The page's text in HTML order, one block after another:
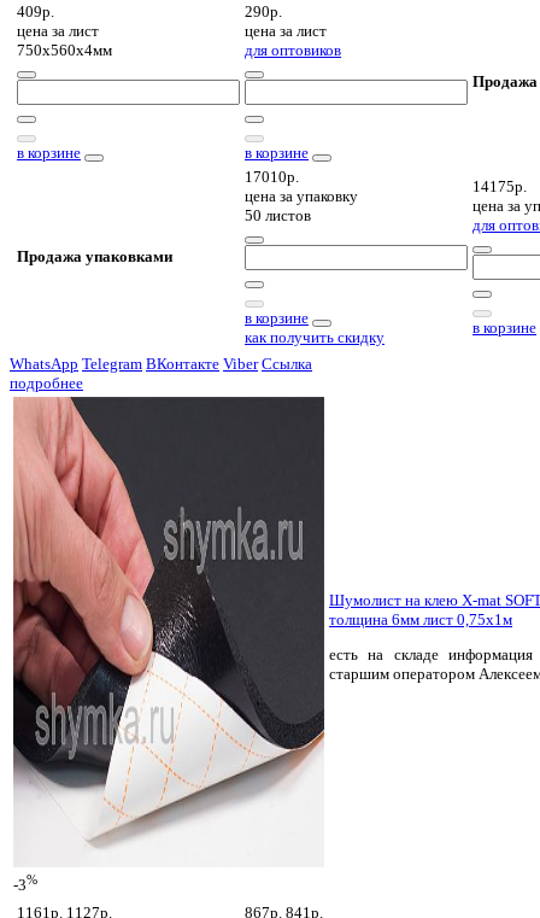
409р.
цена за лист
750х560х4мм
в корзине
290р.
цена за лист
для оптовиков
в корзине
Продажа
Продажа упаковками
17010р.
цена за упаковку
50 листов
в корзине
как получить скидку
14175р.
цена за
для
в корзине
WhatsApp Telegram ВКонтакте Viber Ссылка
подробнее
-3%
Шумолист на клею X-mat
толщина 6мм лист 0,75х1м
есть на складе информация
старшим оператором
1161р. 1127р.
867р. 841р.